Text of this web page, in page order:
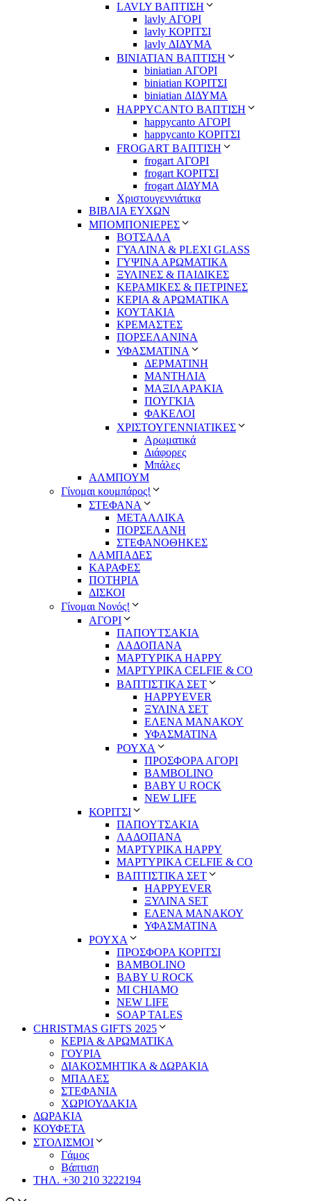
LAVLY ΒΑΠΤΙΣΗ
lavly ΑΓΟΡΙ
lavly ΚΟΡΙΤΣΙ
lavly ΔΙΔΥΜΑ
ΒΙΝΙΑΤΙΑΝ ΒΑΠΤΙΣΗ
biniatian ΑΓΟΡΙ
biniatian ΚΟΡΙΤΣΙ
biniatian ΔΙΔΥΜΑ
HAPPYCANTO ΒΑΠΤΙΣΗ
happycanto ΑΓΟΡΙ
happycanto ΚΟΡΙΤΣΙ
FROGART ΒΑΠΤΙΣΗ
frogart ΑΓΟΡΙ
frogart ΚΟΡΙΤΣΙ
frogart ΔΙΔΥΜΑ
Χριστουγεννιάτικα
ΒΙΒΛΙΑ ΕΥΧΩΝ
ΜΠΟΜΠΟΝΙΕΡΕΣ
ΒΟΤΣΑΛΑ
ΓΥΑΛΙΝΑ & PLEXI GLASS
ΓΥΨΙΝΑ ΑΡΩΜΑΤΙΚΑ
ΞΥΛΙΝΕΣ & ΠΑΙΔΙΚΕΣ
ΚΕΡΑΜΙΚΕΣ & ΠΕΤΡΙΝΕΣ
ΚΕΡΙΑ & ΑΡΩΜΑΤΙΚΑ
ΚΟΥΤΑΚΙΑ
ΚΡΕΜΑΣΤΕΣ
ΠΟΡΣΕΛΑΝΙΝΑ
ΥΦΑΣΜΑΤΙΝA
ΔΕΡΜΑΤΙΝΗ
ΜΑΝΤΗΛΙΑ
ΜΑΞΙΛΑΡΑΚΙΑ
ΠΟΥΓΚΙΑ
ΦΑΚΕΛΟΙ
ΧΡΙΣΤΟΥΓΕΝΝΙΑΤΙΚΕΣ
Αρωματικά
Διάφορες
Μπάλες
ΑΛΜΠΟΥΜ
Γίνομαι κουμπάρος!
ΣΤΕΦΑΝΑ
ΜΕΤΑΛΛΙΚΑ
ΠΟΡΣΕΛΑΝΗ
ΣΤΕΦΑΝΟΘΗΚΕΣ
ΛΑΜΠΑΔΕΣ
ΚΑΡΑΦΕΣ
ΠΟΤΗΡΙΑ
ΔΙΣΚΟΙ
Γίνομαι Νονός!
ΑΓΟΡΙ
ΠΑΠΟΥΤΣΑΚΙΑ
ΛΑΔΟΠΑΝΑ
ΜΑΡΤΥΡΙΚΑ HAPPY
ΜΑΡΤΥΡΙΚΑ CELFIE & CO
ΒΑΠΤΙΣΤΙΚΑ ΣΕΤ
HAPPYEVER
ΞΥΛΙΝΑ ΣΕΤ
ΕΛΕΝΑ ΜΑΝΑΚΟΥ
ΥΦΑΣΜΑΤΙΝΑ
ΡΟΥΧΑ
ΠΡΟΣΦΟΡΑ ΑΓΟΡΙ
BAMBOLINO
BABY U ROCK
NEW LIFE
ΚΟΡΙΤΣΙ
ΠΑΠΟΥΤΣΑΚΙΑ
ΛΑΔΟΠΑΝΑ
ΜΑΡΤΥΡΙΚΑ HAPPY
ΜΑΡΤΥΡΙΚΑ CELFIE & CO
ΒΑΠΤΙΣΤΙΚΑ ΣΕΤ
HAPPYEVER
ΞΥΛΙΝΑ SET
ΕΛΕΝΑ ΜΑΝΑΚΟΥ
ΥΦΑΣΜΑΤΙΝΑ
ΡΟΥΧΑ
ΠΡΟΣΦΟΡΑ ΚΟΡΙΤΣΙ
BAMBOLINO
BABY U ROCK
MI CHIAMO
NEW LIFE
SOAP TALES
CHRISTMAS GIFTS 2025
ΚΕΡΙΑ & ΑΡΩΜΑΤΙΚΑ
ΓΟΥΡΙΑ
ΔΙΑΚΟΣΜΗΤΙΚΑ & ΔΩΡΑΚΙΑ
ΜΠΑΛΕΣ
ΣΤΕΦΑΝΙΑ
ΧΩΡΙΟΥΔΑΚΙΑ
ΔΩΡΑΚΙΑ
ΚΟΥΦΕΤΑ
ΣΤΟΛΙΣΜΟΙ
Γάμος
Βάπτιση
ΤΗΛ. +30 210 3222194